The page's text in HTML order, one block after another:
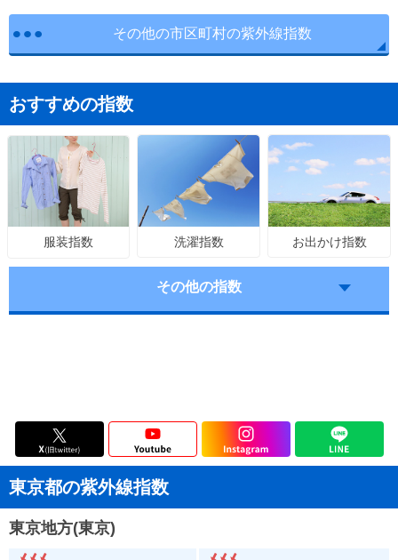
その他の市区町村の紫外線指数
おすすめの指数
服装指数 洗濯指数 お出かけ指数
その他の指数
東京都の紫外線指数
東京地方(東京)